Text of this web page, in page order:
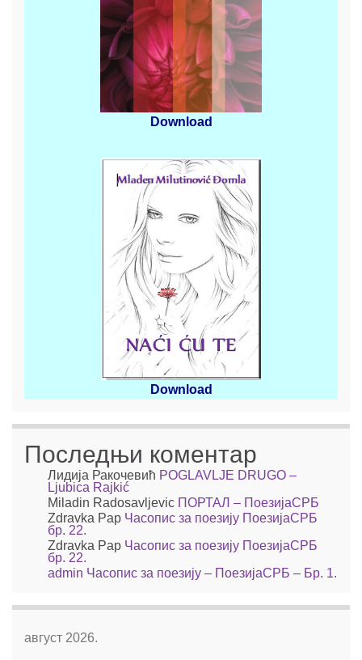
Download
Download
Последњи коментар
Лидија Ракочевић POGLAVLJE DRUGO –
Ljubica Rajkić
Miladin Radosavljevic ПОРТАЛ – ПоезијаСРБ
Zdravka Pap Часопис за поезију ПоезијаСРБ
бр. 22.
Zdravka Pap Часопис за поезију ПоезијаСРБ
бр. 22.
admin Часопис за поезију – ПоезијаСРБ – Бр. 1.
август 2026.